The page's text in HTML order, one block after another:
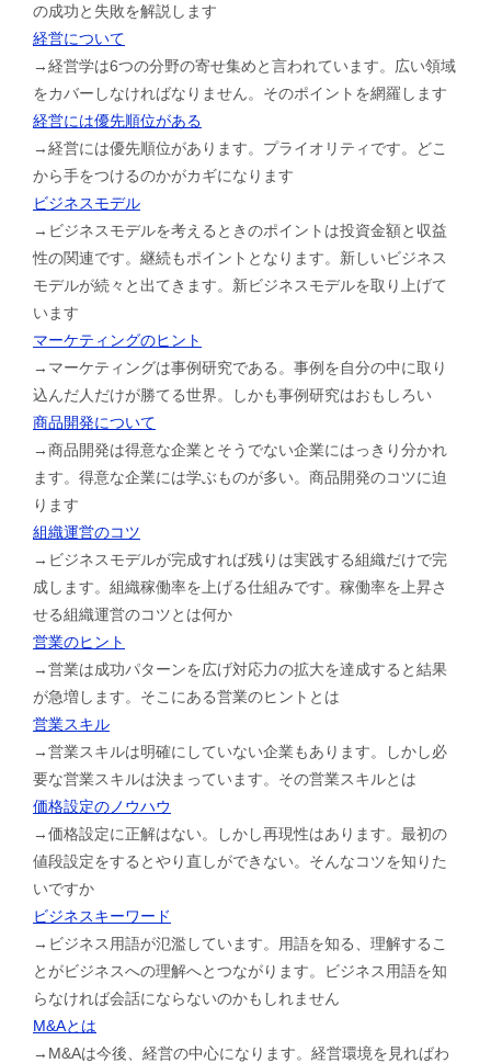
の成功と失敗を解説します
経営について
→経営学は6つの分野の寄せ集めと言われています。広い領域
をカバーしなければなりません。そのポイントを網羅します
経営には優先順位がある
→経営には優先順位があります。プライオリティです。どこ
から手をつけるのかがカギになります
ビジネスモデル
→ビジネスモデルを考えるときのポイントは投資金額と収益
性の関連です。継続もポイントとなります。新しいビジネス
モデルが続々と出てきます。新ビジネスモデルを取り上げて
います
マーケティングのヒント
→マーケティングは事例研究である。事例を自分の中に取り
込んだ人だけが勝てる世界。しかも事例研究はおもしろい
商品開発について
→商品開発は得意な企業とそうでない企業にはっきり分かれ
ます。得意な企業には学ぶものが多い。商品開発のコツに迫
ります
組織運営のコツ
→ビジネスモデルが完成すれば残りは実践する組織だけで完
成します。組織稼働率を上げる仕組みです。稼働率を上昇さ
せる組織運営のコツとは何か
営業のヒント
→営業は成功パターンを広げ対応力の拡大を達成すると結果
が急増します。そこにある営業のヒントとは
営業スキル
→営業スキルは明確にしていない企業もあります。しかし必
要な営業スキルは決まっています。その営業スキルとは
価格設定のノウハウ
→価格設定に正解はない。しかし再現性はあります。最初の
値段設定をするとやり直しができない。そんなコツを知りた
いですか
ビジネスキーワード
→ビジネス用語が氾濫しています。用語を知る、理解するこ
とがビジネスへの理解へとつながります。ビジネス用語を知
らなければ会話にならないのかもしれません
M&Aとは
→M&Aは今後、経営の中心になります。経営環境を見ればわ